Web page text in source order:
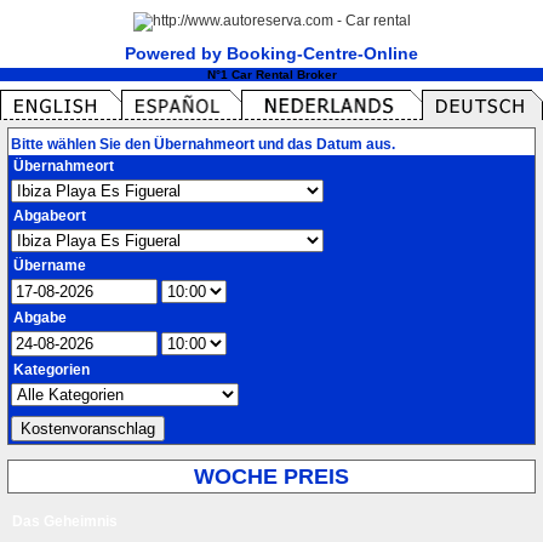
Powered by Booking-Centre-Online
N°1 Car Rental Broker
Bitte wählen Sie den Übernahmeort und das Datum aus.
Übernahmeort
Abgabeort
Übername
Abgabe
Kategorien
WOCHE PREIS